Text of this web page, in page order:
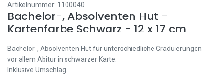
Artikelnummer: 1100040
Bachelor-, Absolventen Hut -
Kartenfarbe Schwarz - 12 x 17 cm
Bachelor-, Absolventen Hut für unterschiedliche Graduierungen
vor allem Abitur in schwarzer Karte.
Inklusive Umschlag.